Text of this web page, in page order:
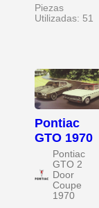
Piezas
Utilizadas: 51
Pontiac
GTO 1970
Pontiac
GTO 2
Door
Coupe
1970